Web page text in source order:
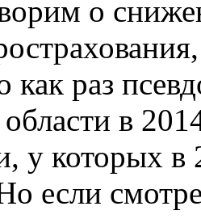
о
как раз
в
у которых в
если